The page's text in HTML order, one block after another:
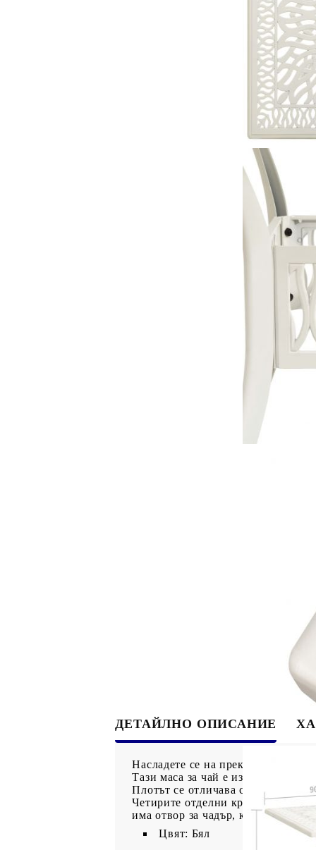
ДЕТАЙЛНО ОПИСАНИЕ
Насладете се на прекрасен
Тази маса за чай е изработена от
Плотът се отличава с уникален
Четирите отделни крака ви
има отвор за чадър, който може
Цвят: Бял